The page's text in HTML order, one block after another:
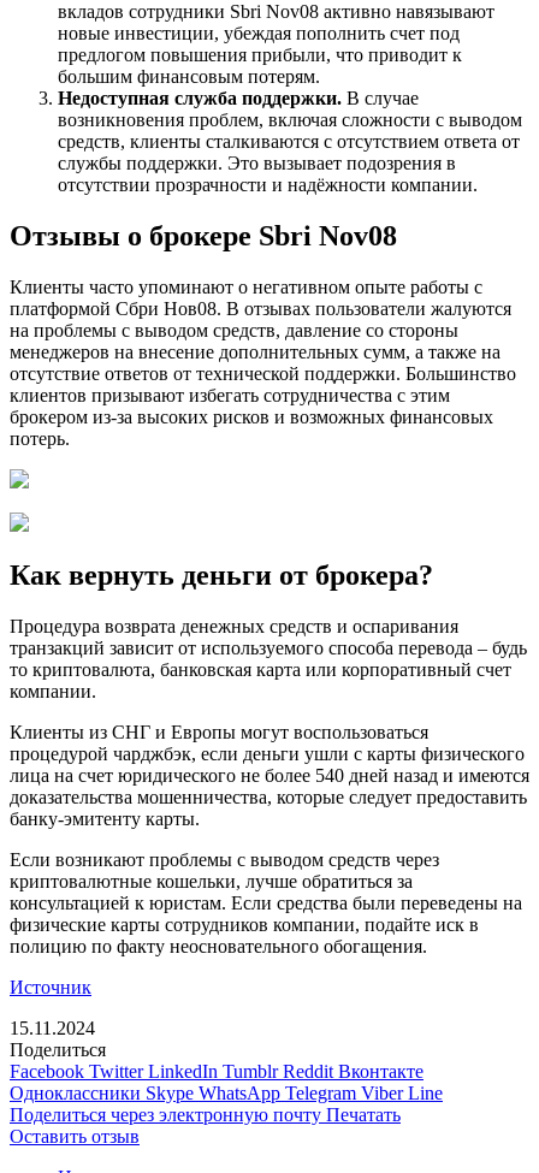
вкладов сотрудники Sbri Nov08 активно навязывают
новые инвестиции, убеждая пополнить счет под
предлогом повышения прибыли, что приводит к
большим финансовым потерям.
Недоступная служба поддержки. В случае
возникновения проблем, включая сложности с выводом
средств, клиенты сталкиваются с отсутствием ответа от
службы поддержки. Это вызывает подозрения в
отсутствии прозрачности и надёжности компании.
Отзывы о брокере Sbri Nov08
Клиенты часто упоминают о негативном опыте работы с
платформой Сбри Нов08. В отзывах пользователи жалуются
на проблемы с выводом средств, давление со стороны
менеджеров на внесение дополнительных сумм, а также на
отсутствие ответов от технической поддержки. Большинство
клиентов призывают избегать сотрудничества с этим
брокером из-за высоких рисков и возможных финансовых
потерь.
Как вернуть деньги от брокера?
Процедура возврата денежных средств и оспаривания
транзакций зависит от используемого способа перевода – будь
то криптовалюта, банковская карта или корпоративный счет
компании.
Клиенты из СНГ и Европы могут воспользоваться
процедурой чарджбэк, если деньги ушли с карты физического
лица на счет юридического не более 540 дней назад и имеются
доказательства мошенничества, которые следует предоставить
банку-эмитенту карты.
Если возникают проблемы с выводом средств через
криптовалютные кошельки, лучше обратиться за
консультацией к юристам. Если средства были переведены на
физические карты сотрудников компании, подайте иск в
полицию по факту неосновательного обогащения.
Источник
15.11.2024
Поделиться
Facebook Twitter LinkedIn Tumblr Reddit Вконтакте
Одноклассники Skype WhatsApp Telegram Viber Line
Поделиться через электронную почту Печатать
Оставить отзыв